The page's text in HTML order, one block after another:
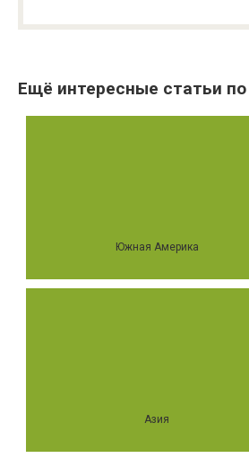
Ещё интересные статьи
Южная Америка
Азия